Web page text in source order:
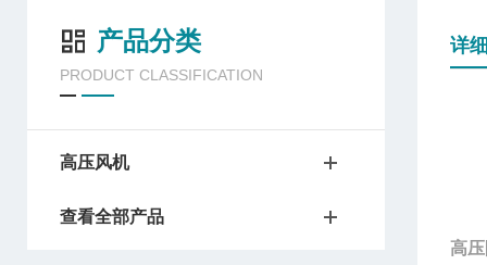
产品分类
PRODUCT CLASSIFICATION
高压风机
查看全部产品
详
高